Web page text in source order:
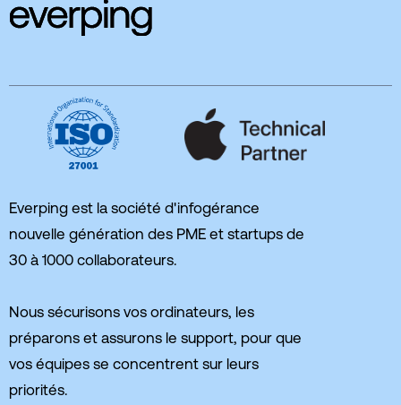
Everping est la société d'infogérance
nouvelle génération des PME et startups de
30 à 1000 collaborateurs.
Nous sécurisons vos ordinateurs, les
préparons et assurons le support, pour que
vos équipes se concentrent sur leurs
priorités.